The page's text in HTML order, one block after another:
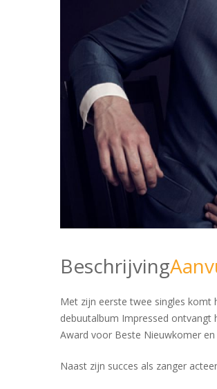
Beschrijving
Met zijn eerste twee singles komt
debuutalbum Impressed ontvangt
Award voor Beste Nieuwkomer
Naast zijn succes als zanger